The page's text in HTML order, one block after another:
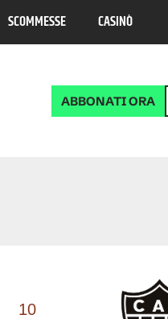
SCOMMESSE CASINÒ
ABBONATI ORA
10